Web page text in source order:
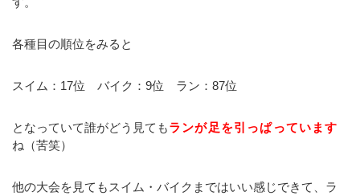
各種目の順位をみると
スイム：17位 バイク：9位 ラン：87位
となっていて誰がどう見てもランが足を引っぱっています
ね（苦笑）
他の大会を見てもスイム・バイクまではいい感じできて、ラ